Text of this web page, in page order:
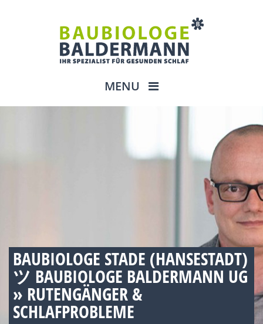
MENU
BAUBIOLOGE STADE (HANSESTADT)
ツ BAUBIOLOGE BALDERMANN UG
» RUTENGÄNGER &
SCHLAFPROBLEME